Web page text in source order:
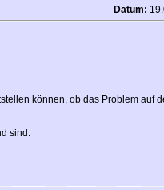
Datum:
können, ob das Problem auf
sind.